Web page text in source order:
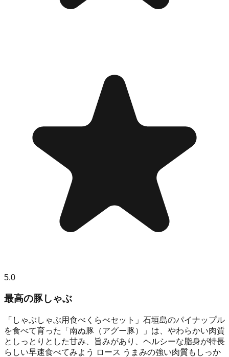
5.0
最高の豚しゃぶ
「しゃぶしゃぶ用食べくらべセット」石垣島のパイナップル
を食べて育った「南ぬ豚（アグー豚）」は、やわらかい肉質
としっとりとした甘み、旨みがあり、ヘルシーな脂身が特長
らしい早速食べてみよう ロース うまみの強い肉質もしっか